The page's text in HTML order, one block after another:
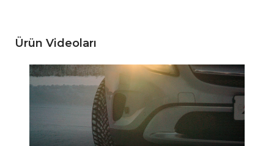
Ürün Videoları